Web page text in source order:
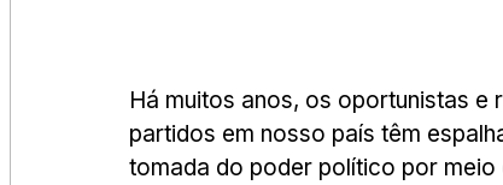
Há muitos anos, os oportunistas e
partidos em nosso país têm
tomada do poder político por